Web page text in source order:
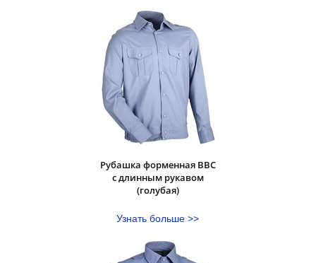
Рубашка форменная ВВС
с длинным рукавом
(голубая)
Узнать больше >>